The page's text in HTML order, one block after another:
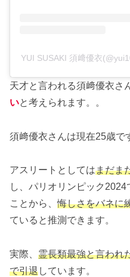
YUI SUSAKI 須﨑優衣
天才と言われる須﨑優衣さ
いと考えられます。。
須﨑優衣さんは現在25歳で
アスリートとしてはまだま
し、パリオリンピック
ことから、悔しさをバネに
ていると推測できます。
実際、 霊長類最強と言われ
で引退しています。